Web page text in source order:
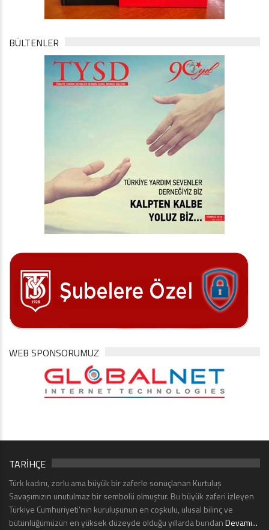
BÜLTENLER
WEB SPONSORUMUZ
TARİHÇE
Türk kadını, zorlu ama büyük bir zaferle sonuçlanan Kurtuluş
Savaşımızın unutulmaz bir sembolü olmuştur. Bu büyük zaferi izleyen
Türkiye Cumhuriyeti’nin kuruluşunun en coşkulu, ulusal bilinç ve
bütünlüğümüzün en yüksek düzeyde olduğu yıllarda bundanDevamı...